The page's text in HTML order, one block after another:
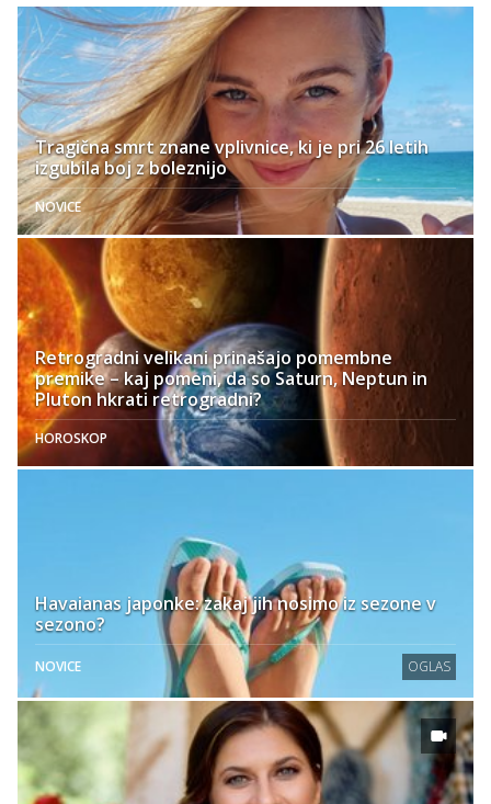
Tragična smrt znane vplivnice, ki je pri 26 letih
izgubila boj z boleznijo
NOVICE
Retrogradni velikani prinašajo pomembne
premike – kaj pomeni, da so Saturn, Neptun in
Pluton hkrati retrogradni?
HOROSKOP
Havaianas japonke: zakaj jih nosimo iz sezone v
sezono?
NOVICE OGLAS